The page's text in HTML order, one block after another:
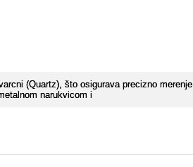
(Quartz), što osigurava precizno merenje
narukvicom i